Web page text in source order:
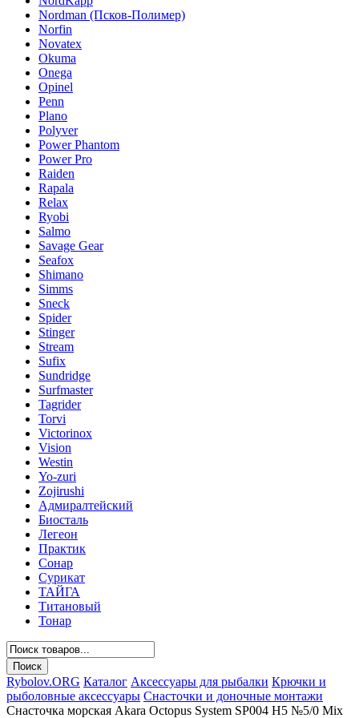
Nordman (Псков-Полимер)
Norfin
Novatex
Okuma
Onega
Opinel
Penn
Plano
Polyver
Power Phantom
Power Pro
Raiden
Rapala
Relax
Ryobi
Salmo
Savage Gear
Seafox
Shimano
Simms
Sneck
Spider
Stinger
Stream
Sufix
Sundridge
Surfmaster
Tagrider
Torvi
Victorinox
Vision
Westin
Yo-zuri
Zojirushi
Адмиралтейский
Биосталь
Легеон
Практик
Сонар
Сурикат
ТАЙГА
Титановый
Тонар
Rybolov.ORG Каталог Аксессуары для рыбалки Крючки и
рыболовные аксессуары Снасточки и доночные монтажи
Снасточка морская Akara Octopus System SP004 H5 №5/0 Mix